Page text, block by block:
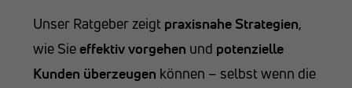
Unser Ratgeber zeigt praxisnahe Strategien,
wie Sie effektiv vorgehen und potenzielle
Kunden überzeugen können – selbst wenn die